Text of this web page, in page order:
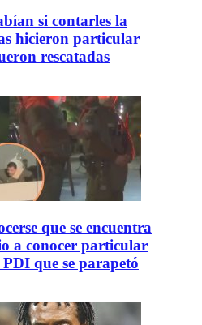
si contarles la
hicieron particular
rescatadas
que se encuentra
a conocer particular
que se parapetó